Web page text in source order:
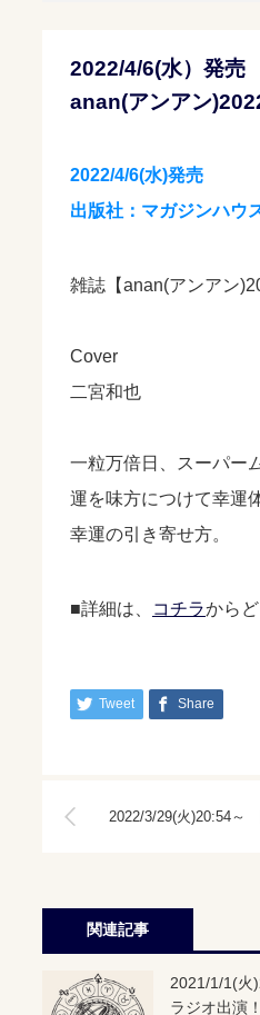
2022/4/6(水）発売
anan(アンアン
2022/4/6(水)発売
出版社：マガジンハウ
雑誌【anan(アンアン
Cover
二宮和也
一粒万倍日、スーパー
運を味方につけて幸運
幸運の引き寄せ方。
■詳細は、 コチラからど
Tweet Share
関連記事
2021/1/1(火
ラジオ出演！